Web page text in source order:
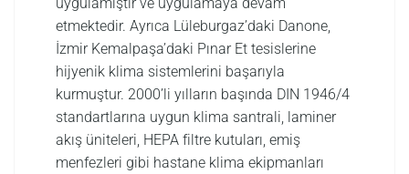
etmektedir. Ayrıca Lüleburgaz’daki Danone,
İzmir Kemalpaşa’daki Pınar Et tesislerine
hijyenik klima sistemlerini başarıyla
kurmuştur. 2000’li yılların başında DIN 1946/4
standartlarına uygun klima santrali, laminer
akış üniteleri, HEPA filtre kutuları, emiş
menfezleri gibi hastane klima ekipmanları